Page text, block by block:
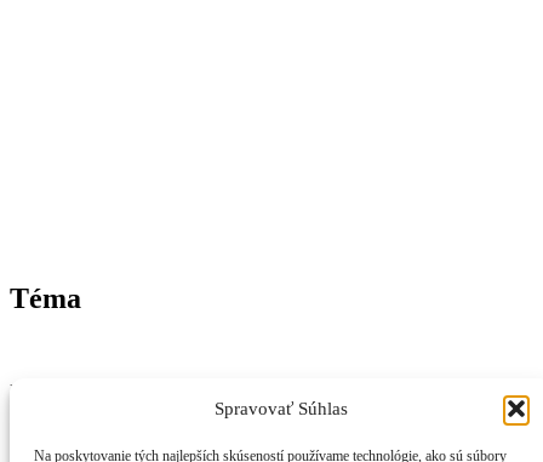
Spravovať Súhlas
Na poskytovanie tých najlepších skúseností používame technológie, ako sú súbory
Téma
Nezávislý magazín z Trenčianskeho kraja – správy, inšpirácie a
📞Kontakt